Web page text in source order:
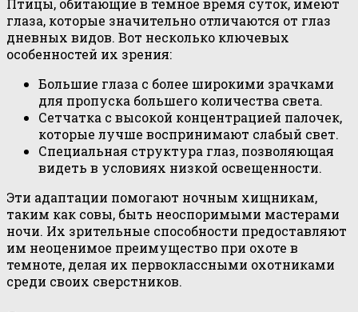
Птицы, обитающие в тёмное время суток, имеют
глаза, которые значительно отличаются от глаз
дневных видов. Вот несколько ключевых
особенностей их зрения:
Большие глаза с более широкими зрачками
для пропуска большего количества света.
Сетчатка с высокой концентрацией палочек,
которые лучше воспринимают слабый свет.
Специальная структура глаз, позволяющая
видеть в условиях низкой освещенности.
Эти адаптации помогают ночным хищникам,
таким как совы, быть неоспоримыми мастерами
ночи. Их зрительные способности предоставляют
им неоценимое преимущество при охоте в
темноте, делая их первоклассными охотниками
среди своих сверстников.